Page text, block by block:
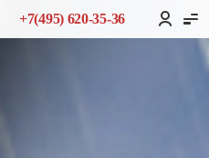
+7(495) 620-35-36